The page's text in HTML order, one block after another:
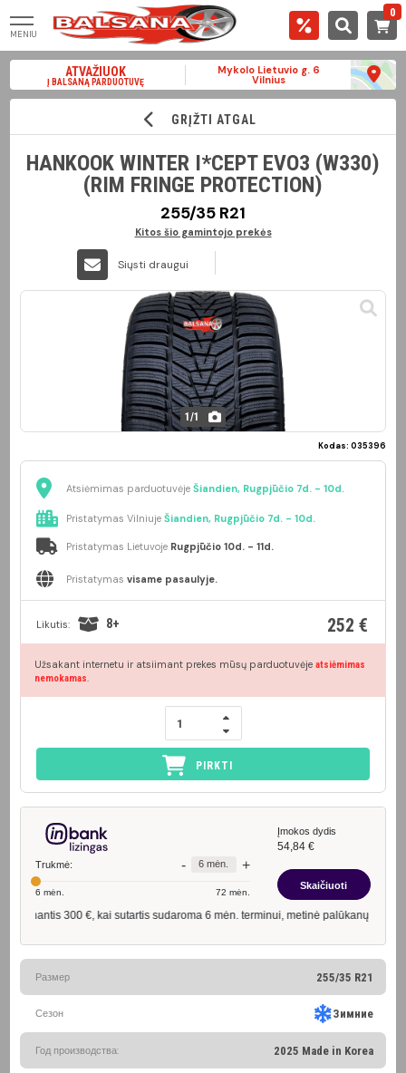
MENIU
0
ATVAŽIUOK
Į BALSANĄ PARDUOTUVĘ
Mykolo Lietuvio g. 6
Vilnius
GRĮŽTI ATGAL
HANKOOK WINTER I*CEPT EVO3 (W330)
(RIM FRINGE PROTECTION)
255/35 R21
Kitos šio gamintojo prekės
Siųsti draugui
1 /1
Kodas: 035396
Atsiėmimas parduotuvėje Šiandien, Rugpjūčio 7d. - 10d.
Pristatymas Vilniuje Šiandien, Rugpjūčio 7d. - 10d.
Pristatymas Lietuvoje Rugpjūčio 10d. - 11d.
Pristatymas visame pasaulyje.
Likutis: 8+ 252 €
Užsakant internetu ir atsiimant prekes mūsų parduotuvėje atsiėmimas
nemokamas.
PIRKTI
Размер 255/35 R21
Сезон Зимние
Год производства: 2025 Made in Korea